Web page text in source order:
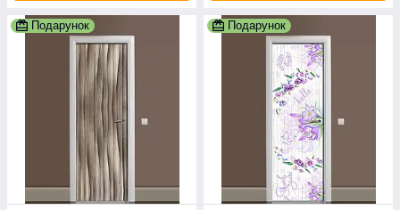
Подарунок Подарунок